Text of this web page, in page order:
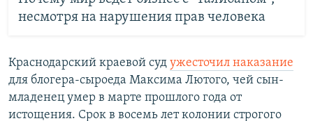
несмотря на нарушения прав человека
Краснодарский краевой суд ужесточил наказание
для блогера-сыроеда Максима Лютого, чей сын-
младенец умер в марте прошлого года от
истощения. Срок в восемь лет колонии строгого